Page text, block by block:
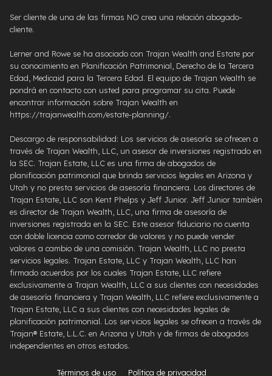
Ser cliente de una de las firmas NO crea una relación abogado-
cliente.
Lerner and Rowe se ha asociado con Trajan Wealth and Estate por
su conocimiento en Planificación Patrimonial, Derecho de la Tercera
Edad, Medicaid para la Tercera Edad. El equipo de Trajan Wealth se
pondrá en contacto con usted para programar su cita. Puede
encontrar información sobre Trajan Wealth en
https://trajanwealth.com/estate-planning/.
Descargo de responsabilidad: Los servicios de asesoría se ofrecen a
través de Trajan Wealth, LLC, un asesor de inversiones registrado en
la SEC. Trajan Estate, LLC es una firma de abogados de
planificación patrimonial que brinda servicios legales en Arizona y
Utah y no presta servicios de asesoría financiera. Los directores de
Trajan Estate, LLC son Kent Phelps y Jeff Junior. Jeff Junior también
es director de Trajan Wealth, LLC, una firma de asesoría de
inversiones registrada en la SEC. Este asesor fiduciario no cuenta
con doble licencia como corredor de valores y no puede vender
valores a cambio de una comisión. Trajan Wealth, LLC no presta
servicios legales. Trajan Estate, LLC y Trajan Wealth, LLC han
firmado acuerdos por los cuales Trajan Estate, LLC refiere
exclusivamente a Trajan Wealth, LLC a sus clientes con necesidades
de asesoría financiera y Trajan Wealth, LLC refiere exclusivamente a
Trajan Estate, LLC a sus clientes con necesidades legales de
planificación patrimonial. Los servicios legales se ofrecen a través de
Trajan® Estate, L.L.C. en Arizona y Utah y de firmas de abogados
independientes en otros estados.
Términos de uso Política de privacidad